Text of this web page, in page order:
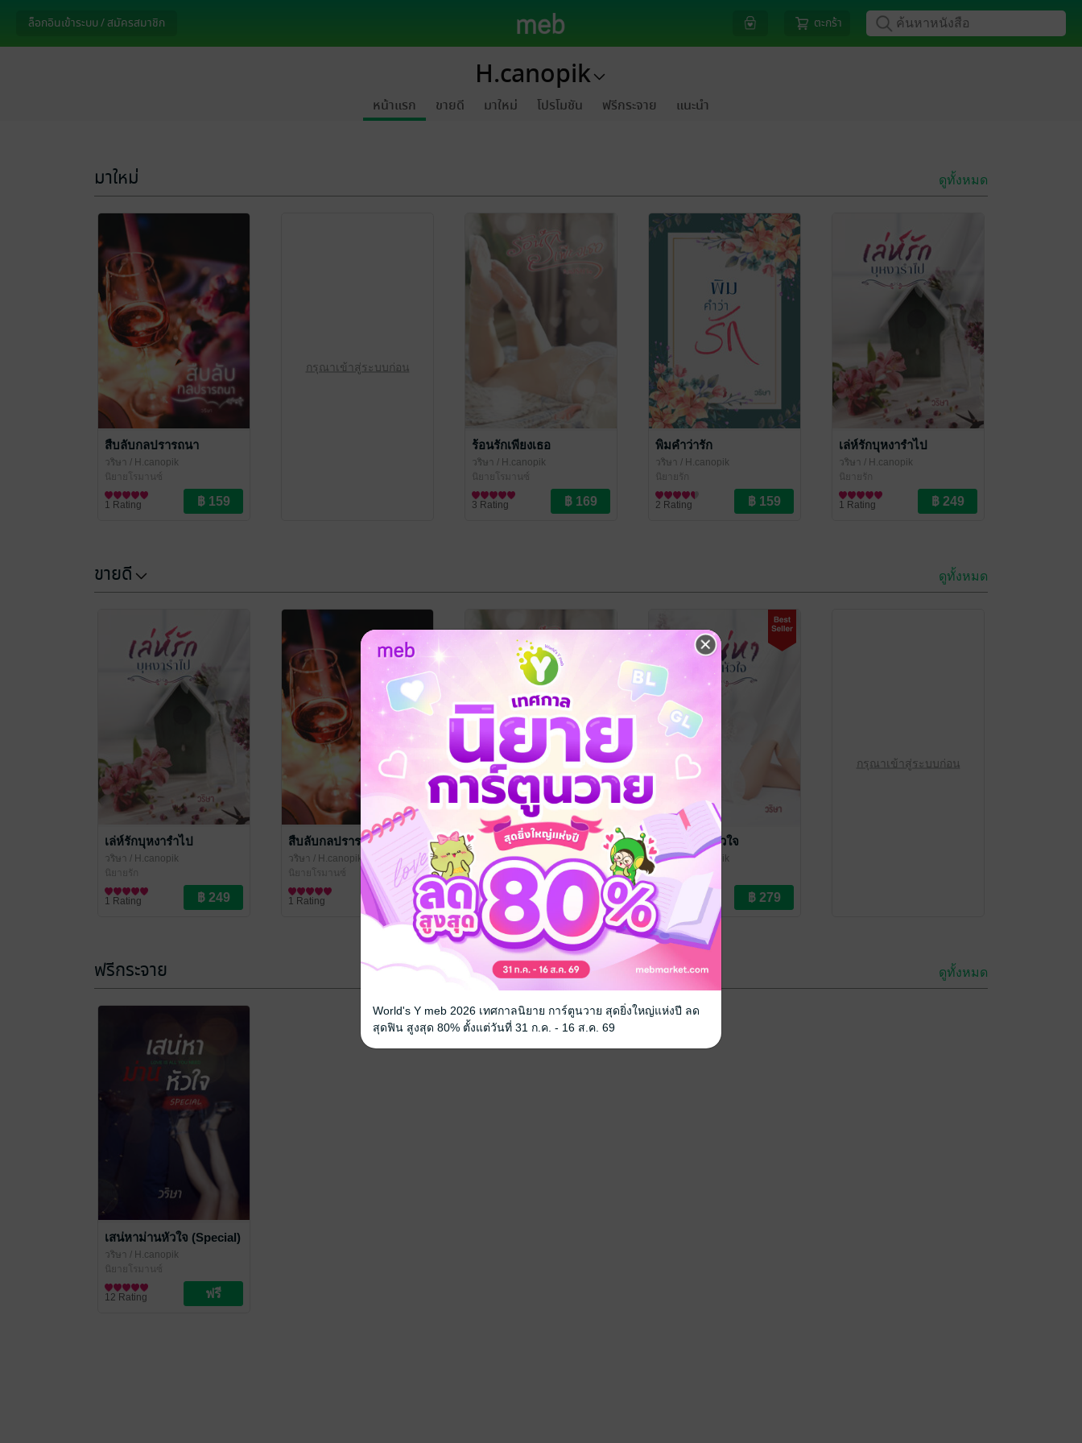
ล็อกอินเข้าระบบ / สมัครสมาชิก ตะกร้า
H.canopik
หน้าแรก ขายดี มาใหม่ โปรโมชัน ฟรีกระจาย แนะนำ
มาใหม่ ดูทั้งหมด
สืบลับกลปรารถนา
วริษา / H.canopik
นิยายโรมานซ์
1 Rating
กรุณาเข้าสู่ระบบก่อน
ร้อนรักเพียงเธอ
วริษา / H.canopik
นิยายโรมานซ์
3 Rating
พิมคำว่ารัก
วริษา / H.canopik
นิยายรัก
2 Rating
เล่ห์รักบุหงารำไป
วริษา / H.canopik
นิยายรัก
1 Rating
ขายดี ดูทั้งหมด
เล่ห์รักบุหงารำไป
วริษา / H.canopik
นิยายรัก
1 Rating
สืบลับกลปรารถนา
วริษา / H.canopik
นิยายโรมานซ์
1 Rating
ร้อนรักเพียงเธอ
วริษา/ H.canopik
นิยายโรมานซ์
3 Rating
เสน่หาม่านหัวใจ
วริษา/ H.canopik
นิยายโรมานซ์
30 Rating
กรุณาเข้าสู่ระบบก่อน
ฟรีกระจาย ดูทั้งหมด
เสน่หาม่านหัวใจ (Special)
วริษา / H.canopik
นิยายโรมานซ์
12 Rating
World's Y meb 2026 เทศกาลนิยาย การ์ตูนวาย สุดยิ่งใหญ่แห่งปี ลด
สุดฟิน สูงสุด 80% ตั้งแต่วันที่ 31 ก.ค. - 16 ส.ค. 69